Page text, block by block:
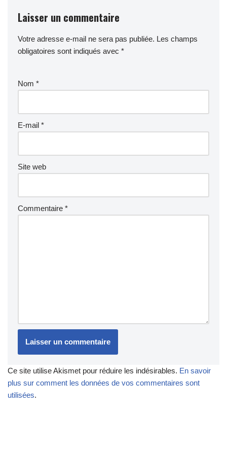
Laisser un commentaire
Votre adresse e-mail ne sera pas publiée. Les champs
obligatoires sont indiqués avec *
Nom *
E-mail *
Site web
Commentaire *
Ce site utilise Akismet pour réduire les indésirables. En savoir
plus sur comment les données de vos commentaires sont
utilisées.